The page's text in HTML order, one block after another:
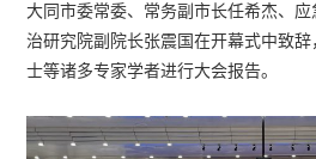
大同市委常委、常务副市长任希杰、
治研究院副院长张震国在开幕式中致
士等诸多专家学者进行大会报告。